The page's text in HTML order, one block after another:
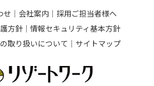
せ 会社案内
採用ご担当者様へ
方針
情報セキュリティ基本方針
取り扱いについて
サイトマップ